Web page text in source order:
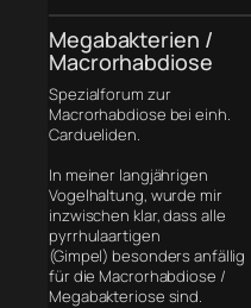
Megabakterien /
Macrorhabdiose
Spezialforum zur
Macrorhabdiose bei einh.
Cardueliden.
In meiner langjährigen
Vogelhaltung, wurde mir
inzwischen klar, dass alle
pyrrhulaartigen
(Gimpel) besonders anfällig
für die Macrorhabdiose /
Megabakteriose sind.